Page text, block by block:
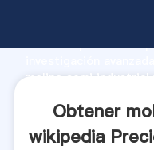
fuerte capacidad de
molino semi
Obtener
wikipedia